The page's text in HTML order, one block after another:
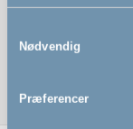
Nødvendig
Præferencer